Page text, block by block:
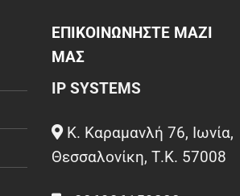
ΕΠΙΚΟΙΝΩΝΗΣΤΕ ΜΑΖΙ
ΜΑΣ
IP SYSTEMS
Κ. Καραμανλή 76, Ιωνία,
Θεσσαλονίκη, Τ.Κ. 57008